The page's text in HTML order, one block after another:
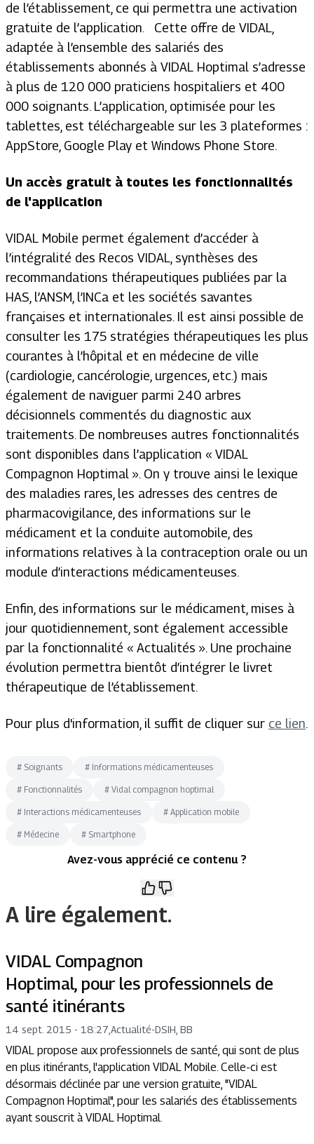
de l’établissement, ce qui permettra une activation
gratuite de l’application. Cette offre de VIDAL,
adaptée à l’ensemble des salariés des
établissements abonnés à VIDAL Hoptimal s’adresse
à plus de 120 000 praticiens hospitaliers et 400
000 soignants. L’application, optimisée pour les
tablettes, est téléchargeable sur les 3 plateformes :
AppStore, Google Play et Windows Phone Store.
Un accès gratuit à toutes les fonctionnalités
de l'application
VIDAL Mobile permet également d’accéder à
l’intégralité des Recos VIDAL, synthèses des
recommandations thérapeutiques publiées par la
HAS, l’ANSM, l’INCa et les sociétés savantes
françaises et internationales. Il est ainsi possible de
consulter les 175 stratégies thérapeutiques les plus
courantes à l’hôpital et en médecine de ville
(cardiologie, cancérologie, urgences, etc.) mais
également de naviguer parmi 240 arbres
décisionnels commentés du diagnostic aux
traitements. De nombreuses autres fonctionnalités
sont disponibles dans l’application « VIDAL
Compagnon Hoptimal ». On y trouve ainsi le lexique
des maladies rares, les adresses des centres de
pharmacovigilance, des informations sur le
médicament et la conduite automobile, des
informations relatives à la contraception orale ou un
module d’interactions médicamenteuses.
Enfin, des informations sur le médicament, mises à
jour quotidiennement, sont également accessible
par la fonctionnalité « Actualités ». Une prochaine
évolution permettra bientôt d’intégrer le livret
thérapeutique de l’établissement.
Pour plus d'information, il suffit de cliquer sur ce lien.
# Soignants # Informations médicamenteuses
# Fonctionnalités # Vidal compagnon hoptimal
# Interactions médicamenteuses # Application mobile
# Médecine # Smartphone
Avez-vous apprécié ce contenu ?
A lire également.
VIDAL Compagnon
Hoptimal, pour les professionnels de
santé itinérants
14 sept. 2015 - 18:27 Actualité-DSIH, BB
VIDAL propose aux professionnels de santé, qui sont de plus
en plus itinérants, l'application VIDAL Mobile. Celle-ci est
désormais déclinée par une version gratuite, "VIDAL
Compagnon Hoptimal", pour les salariés des établissements
ayant souscrit à VIDAL Hoptimal.